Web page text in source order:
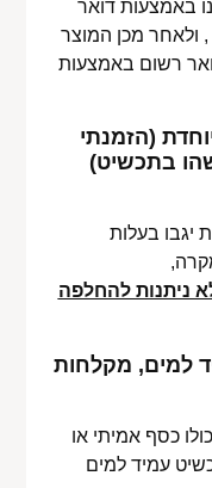
באמצעות דואר
ולאחר מכן המוצר
רשום באמצעות
(הזמנתי
בתכשיט)
יגבו בעלות
ניתנות להחלפה
למים, מקלחות
כסף אמיתי או
עמיד למים